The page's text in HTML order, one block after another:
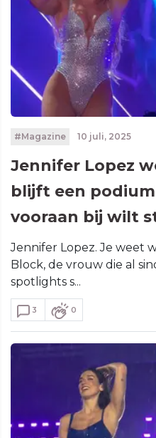
#Magazine 10 juli, 2025
Jennifer Lopez
blijft een
vooraan bij wilt
Jennifer Lopez. Je weet
Block, de vrouw die al
spotlights s...
3 0